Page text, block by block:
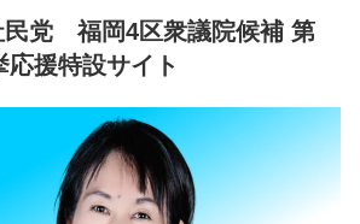
党 福岡4区衆議院候補 第
援特設サイト